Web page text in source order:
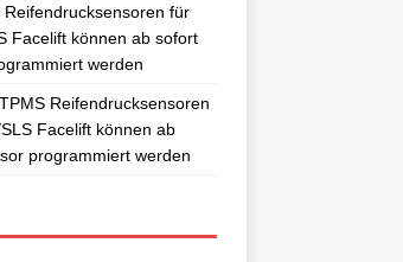
Reifendrucksensoren für
Facelift können ab sofort
werden
Reifendrucksensoren
Facelift können ab
programmiert werden